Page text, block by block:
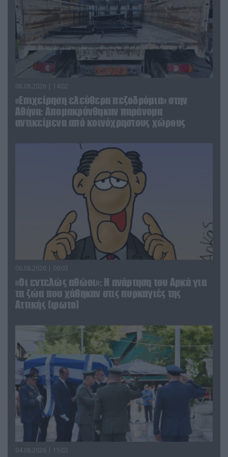
06.08.2026 | 14:02
«Επιχείρηση ελεύθερα πεζοδρόμια» στην
Αθήνα: Απομακρύνθηκαν παράνομα
αντικείμενα από κοινόχρηστους χώρους
06.08.2026 | 09:03
«Οι εντελώς αθώοι»: Η ανάρτηση του Αρκά για
τα ζώα που χάθηκαν στις πυρκαγιές της
Αττικής (φωτο)
04.08.2026 | 15:02